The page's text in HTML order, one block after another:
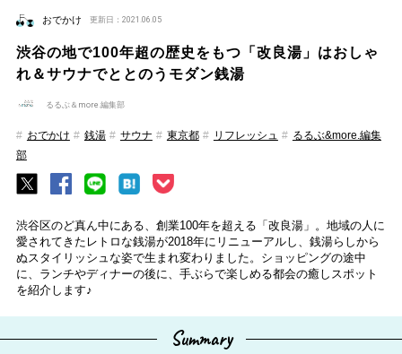
おでかけ 更新日：2021.06.05
渋谷の地で100年超の歴史をもつ「改良湯」はおしゃ
れ＆サウナでととのうモダン銭湯
るるぶ＆more.編集部
おでかけ 銭湯 サウナ 東京都 リフレッシュ
るるぶ&more.編集
部
渋谷区のど真ん中にある、創業100年を超える「改良湯」。地域の人に
愛されてきたレトロな銭湯が2018年にリニューアルし、銭湯らしから
ぬスタイリッシュな姿で生まれ変わりました。ショッピングの途中
に、ランチやディナーの後に、手ぶらで楽しめる都会の癒しスポット
を紹介します♪
Summary